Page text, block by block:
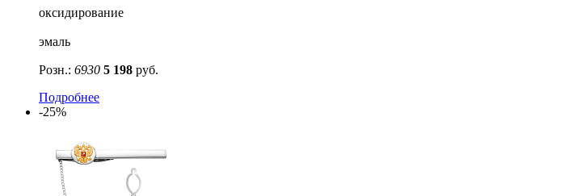
оксидирование
эмаль
Розн.: 6930 5 198 руб.
Подробнее
-25%